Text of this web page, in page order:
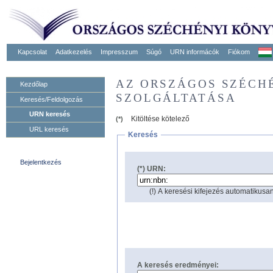
Kapcsolat Adatkezelés Impresszum Súgó URN informácók Fiókom
Kezdőlap
Keresés/Feldolgozás
URN keresés
URL keresés
Bejelentkezés
AZ ORSZÁGOS
SZOLGÁLTATÁSA
(*)
Kitöltése kötelező
Keresés
(*) URN:
(!) A keresési kifejezés
A keresés eredményei: